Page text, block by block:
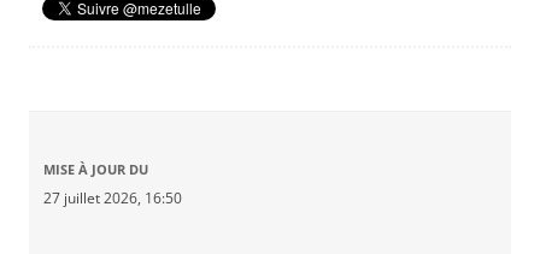
MISE À JOUR DU
27 juillet 2026, 16:50